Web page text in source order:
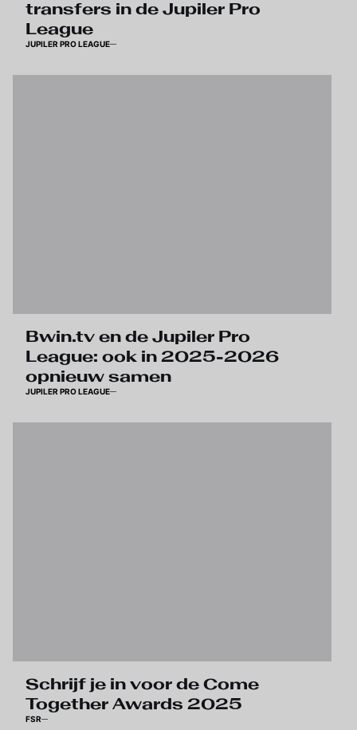
transfers in de Jupiler Pro
League
JUPILER PRO LEAGUE
Bwin.tv en de Jupiler Pro
League: ook in 2025-2026
opnieuw samen
JUPILER PRO LEAGUE
Schrijf je in voor de Come
Together Awards 2025
FSR